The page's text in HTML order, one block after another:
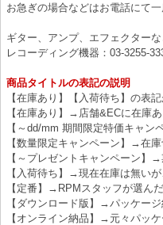
お急ぎの場合などはお電話にて
ギター、アンプ、エフェクター
レコーディング機器：03-3255-
商品タイトルの表記の説明
【在庫あり】【入荷待ち】の表
【在庫あり】→店舗&ECに在庫あ
【～dd/mm 期間限定特価キャ
【数量限定キャンペーン】→在
【～プレゼントキャンペーン】
【入荷待ち】→現在在庫は無い
【定番】→RPMスタッフが選ん
【ダウンロード版】→パッケー
【オンライン納品】→元々パッ